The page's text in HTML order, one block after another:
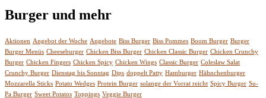
Burger und mehr
Aktionen Angebot der Woche Angebote Biss Burger Biss Pommes Boom Burger Burger
Burger Menüs Cheeseburger Chicken Biss Burger Chicken Classic Burger Chicken Crunchy
Burger Chicken Fingers Chicken Spicy Chicken Wings Classic Burger Coleslaw Salat
Crunchy Burger Dienstag bis Sonntag Dips doppelt Patty Hamburger Hähnchenburger
Mozzarella Sticks Potato Wedges Protein Burger solange der Vorrat reicht Spicy Burger Su-
Pa Burger Sweet Potatos Toppings Veggie Burger